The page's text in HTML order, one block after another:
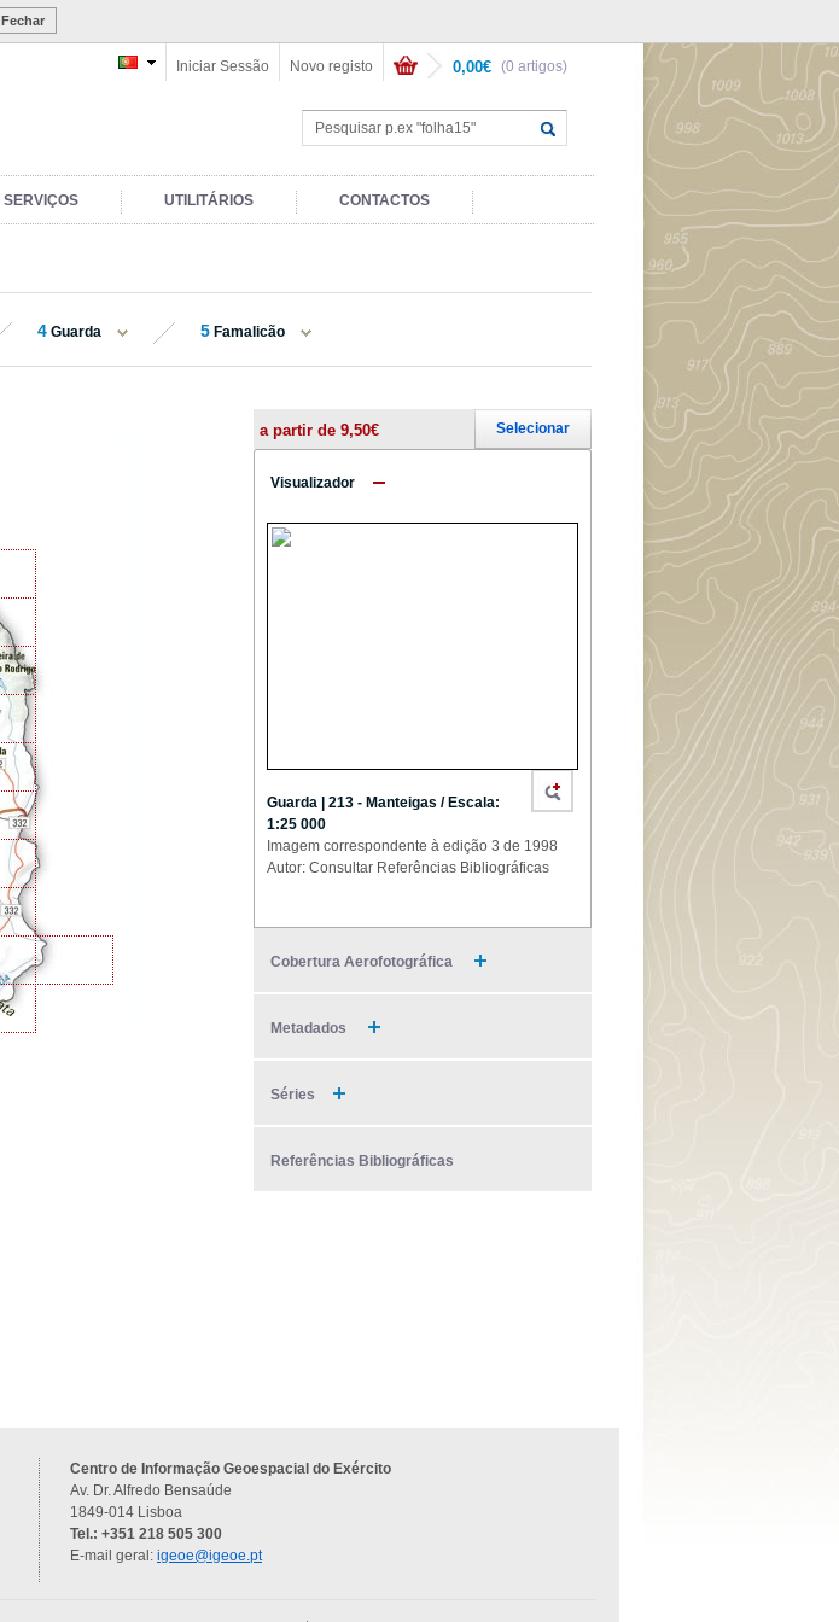
Fechar
(0 artigos)
0,00€
Novo registo
Iniciar Sessão
SERVIÇOS UTILITÁRIOS CONTACTOS
4 Guarda 5 Famalicão
a partir de 9,50€ Selecionar
Visualizador
Guarda | 213 - Manteigas / Escala:
1:25 000
Imagem correspondente à edição 3 de 1998
Autor: Consultar Referências Bibliográficas
Cobertura Aerofotográfica
Metadados
Séries
Referências Bibliográficas
Centro de Informação Geoespacial do Exército
Av. Dr. Alfredo Bensaúde
1849-014 Lisboa
Tel.: +351 218 505 300
E-mail geral: igeoe@igeoe.pt